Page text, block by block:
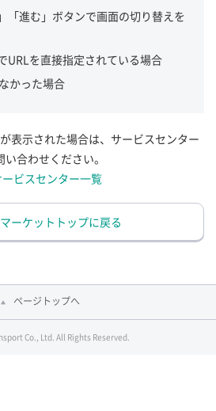
「進む」ボタンで画面の切り替えを
URLを直接指定されている場合
かった場合
表示された場合は、サービスセンター
い合わせください。
ービスセンター一覧
ーケットトップに戻る
ページトップへ
Co., Ltd. All Rights Reserved.